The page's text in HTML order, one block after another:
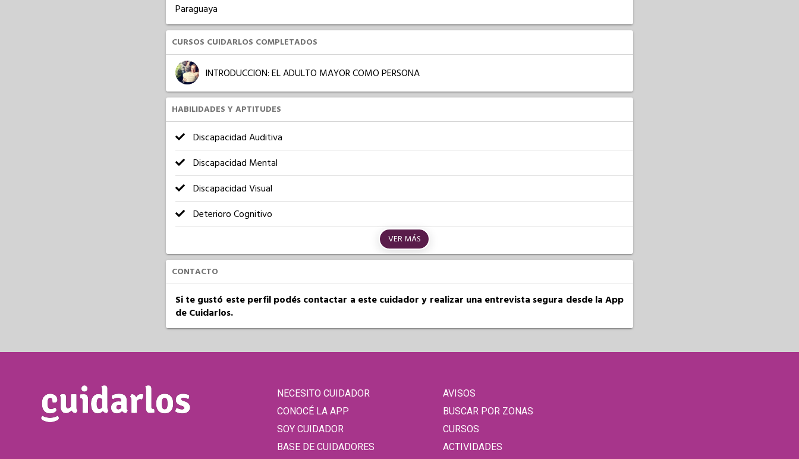
Paraguaya
CURSOS CUIDARLOS COMPLETADOS
INTRODUCCION: EL ADULTO MAYOR COMO PERSONA
HABILIDADES Y APTITUDES
Discapacidad Auditiva
Discapacidad Mental
Discapacidad Visual
Deterioro Cognitivo
VER MÁS
CONTACTO
Si te gustó este perfil podés contactar a este cuidador y realizar una entrevista segura desde la App
de Cuidarlos.
NECESITO CUIDADOR
CONOCÉ LA APP
SOY CUIDADOR
BASE DE CUIDADORES
AVISOS
BUSCAR POR ZONAS
CURSOS
ACTIVIDADES